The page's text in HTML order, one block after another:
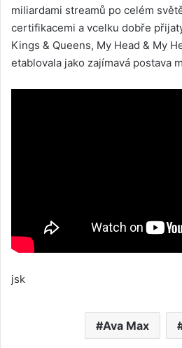
miliardami streamů po celém
certifikacemi a vcelku dobře
Kings & Queens, My Head & My
etablovala jako zajímavá postava
jsk
Ava Max